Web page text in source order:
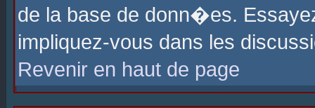
de la base de donn�es.
impliquez-vous dans les
Revenir en haut de page